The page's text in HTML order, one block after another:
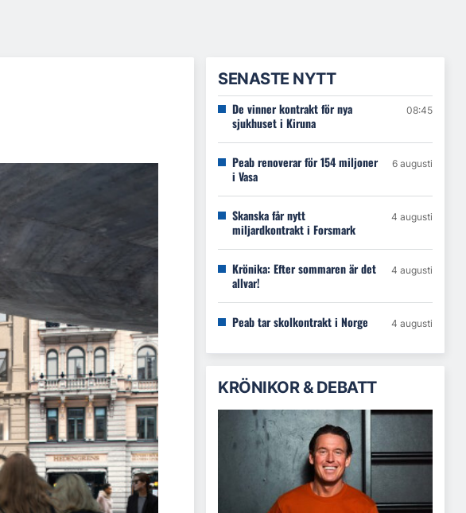
SENASTE NYTT
De vinner kontrakt för nya
sjukhuset i Kiruna
08:45
Peab renoverar för 154 miljoner
i Vasa
6 augusti
Skanska får nytt
miljardkontrakt i Forsmark
4 augusti
Krönika: Efter sommaren är det
allvar!
4 augusti
Peab tar skolkontrakt i Norge 4 augusti
KRÖNIKOR & DEBATT